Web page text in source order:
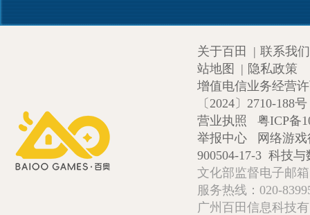
关于百田 | 联系我们
站地图
| 隐私政策
增值电信业务经营
〔2024〕2710-188号
营业执照
粤ICP备
举报中心
网络游
900504-17-3 科技与
文化部监督电子邮
服务热线：020-
广州百田信息科技